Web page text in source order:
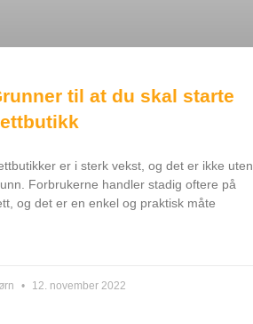
til at du skal starte
er i sterk vekst, og det er ikke uten
Forbrukerne handler stadig oftere på
og det er en enkel og praktisk måte
12. november 2022